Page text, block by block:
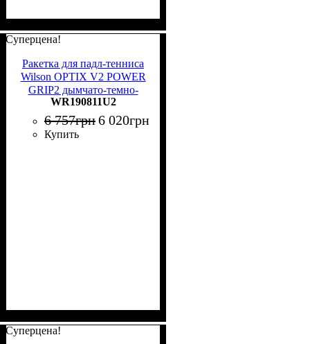
Суперцена!
Ракетка для падл-тенниса
Wilson OPTIX V2 POWER
GRIP2 дымчато-темно-
сине-красная WR190811U2
WR190811U2
6 757грн6 020грн
Купить
Суперцена!